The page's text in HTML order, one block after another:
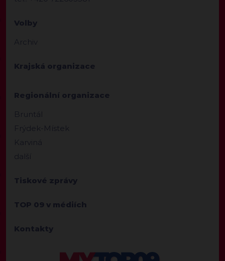
Volby
Archiv
Krajská organizace
Regionální organizace
Bruntál
Frýdek-Místek
Karviná
další
Tiskové zprávy
TOP 09 v médiích
Kontakty